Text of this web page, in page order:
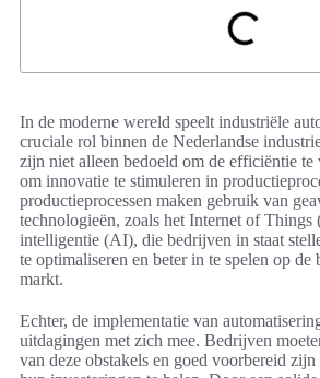
In de moderne wereld speelt industriële
cruciale rol binnen de Nederlandse
zijn niet alleen bedoeld om de efficiëntie te
om innovatie te stimuleren in
productieprocessen maken gebruik van
technologieën, zoals het Internet of Things
intelligentie (AI), die bedrijven in staat
te optimaliseren en beter in te spelen op de
markt.
Echter, de implementatie van
uitdagingen met zich mee. Bedrijven
van deze obstakels en goed voorbereid